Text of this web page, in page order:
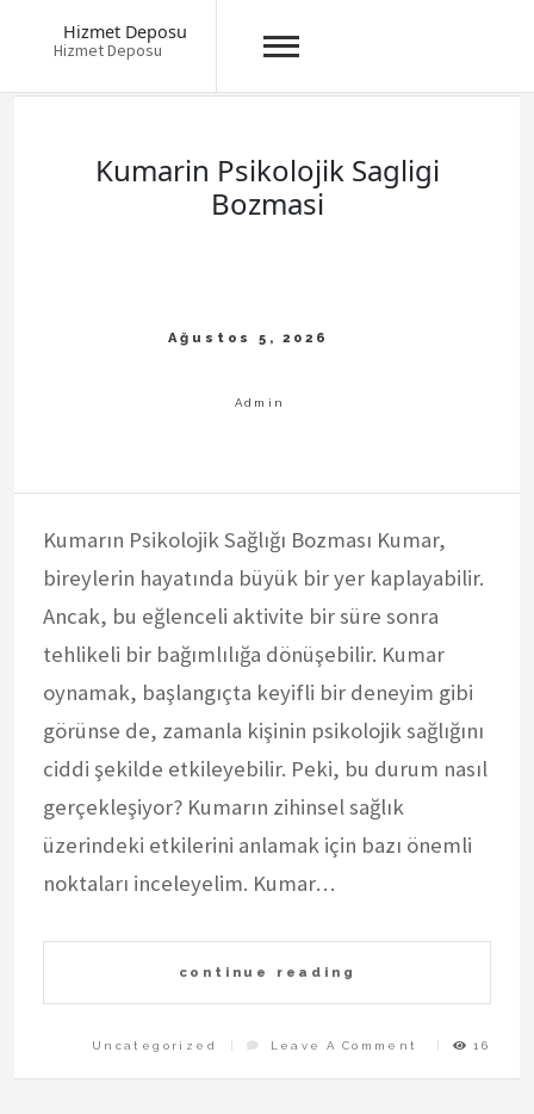
Hizmet Deposu
Hizmet Deposu
Kumarin Psikolojik Sagligi
Bozmasi
Kumarın Psikolojik Sağlığı Bozması Kumar,
bireylerin hayatında büyük bir yer kaplayabilir.
Ancak, bu eğlenceli aktivite bir süre sonra
tehlikeli bir bağımlılığa dönüşebilir. Kumar
oynamak, başlangıçta keyifli bir deneyim gibi
görünse de, zamanla kişinin psikolojik sağlığını
ciddi şekilde etkileyebilir. Peki, bu durum nasıl
gerçekleşiyor? Kumarın zihinsel sağlık
üzerindeki etkilerini anlamak için bazı önemli
noktaları inceleyelim. Kumar…
continue reading
Uncategorized Leave A Comment
Sagligi
16